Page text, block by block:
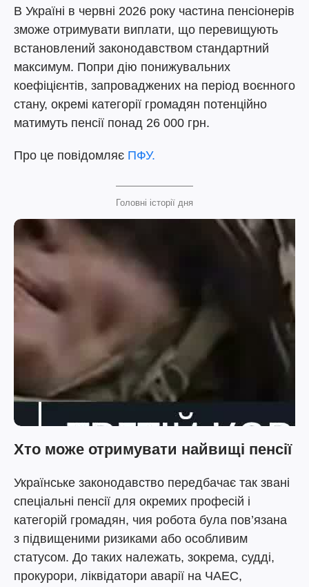
В Україні в червні 2026 року частина пенсіонерів
зможе отримувати виплати, що перевищують
встановлений законодавством стандартний
максимум. Попри дію понижувальних
коефіцієнтів, запроваджених на період воєнного
стану, окремі категорії громадян потенційно
матимуть пенсії понад 26 000 грн.
Про це повідомляє ПФУ.
Головні історії дня
Хто може отримувати найвищі пенсії
Українське законодавство передбачає так звані
спеціальні пенсії для окремих професій і
категорій громадян, чия робота була пов’язана
з підвищеними ризиками або особливим
статусом. До таких належать, зокрема, судді,
прокурори, ліквідатори аварії на ЧАЕС,